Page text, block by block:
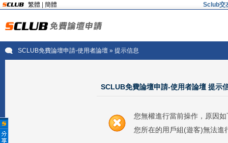
繁體 簡體 Sclub交
SCLUB免費論壇申請-使用者論壇» 提示信息
SCLUB免費論壇申請-使用者論壇 提示
您無權進行當前操作，原因如
您所在的用戶組(遊客)無法進